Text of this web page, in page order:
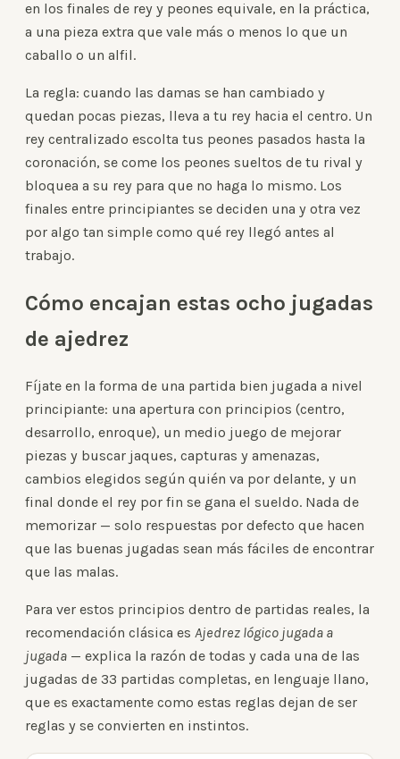
en los finales de rey y peones equivale, en la práctica,
a una pieza extra que vale más o menos lo que un
caballo o un alfil.
La regla: cuando las damas se han cambiado y
quedan pocas piezas, lleva a tu rey hacia el centro. Un
rey centralizado escolta tus peones pasados hasta la
coronación, se come los peones sueltos de tu rival y
bloquea a su rey para que no haga lo mismo. Los
finales entre principiantes se deciden una y otra vez
por algo tan simple como qué rey llegó antes al
trabajo.
Cómo encajan estas ocho jugadas
de ajedrez
Fíjate en la forma de una partida bien jugada a nivel
principiante: una apertura con principios (centro,
desarrollo, enroque), un medio juego de mejorar
piezas y buscar jaques, capturas y amenazas,
cambios elegidos según quién va por delante, y un
final donde el rey por fin se gana el sueldo. Nada de
memorizar — solo respuestas por defecto que hacen
que las buenas jugadas sean más fáciles de encontrar
que las malas.
Para ver estos principios dentro de partidas reales, la
recomendación clásica es Ajedrez lógico jugada a
jugada — explica la razón de todas y cada una de las
jugadas de 33 partidas completas, en lenguaje llano,
que es exactamente como estas reglas dejan de ser
reglas y se convierten en instintos.